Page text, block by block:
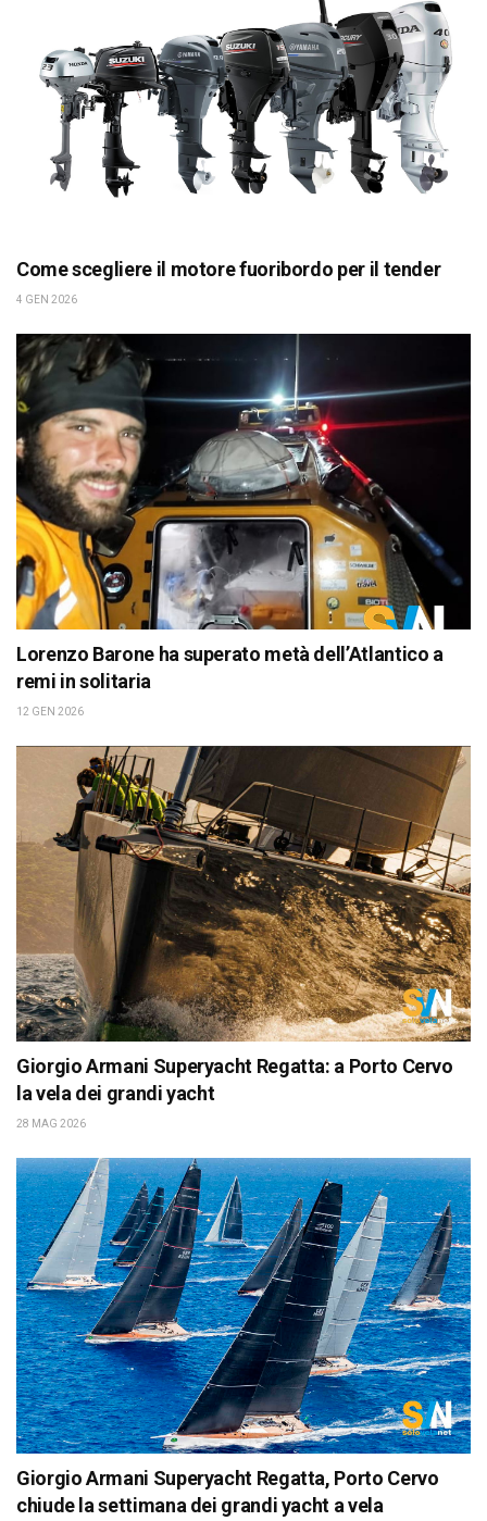
Come scegliere il motore fuoribordo per il tender
4 GEN 2026
Lorenzo Barone ha superato metà dell’Atlantico a
remi in solitaria
12 GEN 2026
Giorgio Armani Superyacht Regatta: a Porto Cervo
la vela dei grandi yacht
28 MAG 2026
Giorgio Armani Superyacht Regatta, Porto Cervo
chiude la settimana dei grandi yacht a vela